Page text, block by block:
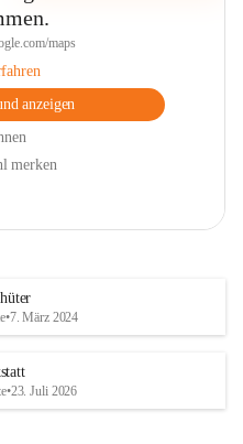
maps
anzeigen
merken
•7. März 2024
•23. Juli 2026